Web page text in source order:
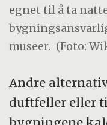
egnet til å ta
museer. (Foto:
Andre
duftfeller eller